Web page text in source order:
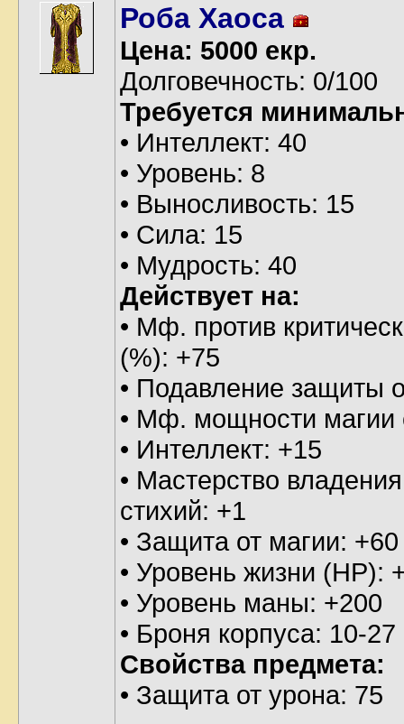
Роба Хаоса
Цена: 5000 екр.
Долговечность: 0/100
Требуется
• Интеллект: 40
• Уровень: 8
• Выносливость: 15
• Сила: 15
• Мудрость: 40
Действует на:
• Мф. против
(%): +75
• Подавление защиты
• Мф. мощности магии
• Интеллект: +15
• Мастерство
стихий: +1
• Защита от магии: +60
• Уровень жизни (HP):
• Уровень маны: +200
• Броня корпуса: 10-
Свойства предмета:
• Защита от урона: 75